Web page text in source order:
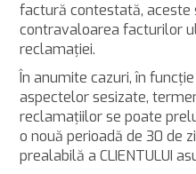
factură contestată, aceste
contravaloarea facturilor
reclamaţiei.
În anumite cazuri, în
aspectelor sesizate,
reclamațiilor se poate
o nouă perioadă de 30 de
prealabilă a CLIENTULUI